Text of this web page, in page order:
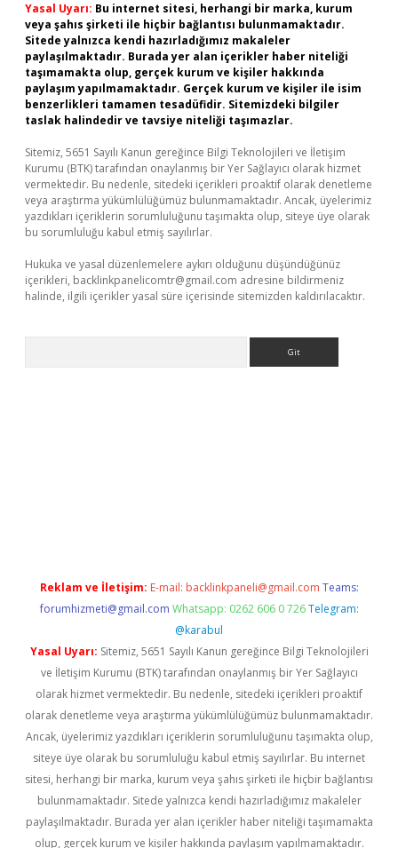
Yasal Uyarı: Bu internet sitesi, herhangi bir marka, kurum
veya şahıs şirketi ile hiçbir bağlantısı bulunmamaktadır.
Sitede yalnızca kendi hazırladığımız makaleler
paylaşılmaktadır. Burada yer alan içerikler haber niteliği
taşımamakta olup, gerçek kurum ve kişiler hakkında
paylaşım yapılmamaktadır. Gerçek kurum ve kişiler ile isim
benzerlikleri tamamen tesadüfidir. Sitemizdeki bilgiler
taslak halindedir ve tavsiye niteliği taşımazlar.
Sitemiz, 5651 Sayılı Kanun gereğince Bilgi Teknolojileri ve İletişim
Kurumu (BTK) tarafından onaylanmış bir Yer Sağlayıcı olarak hizmet
vermektedir. Bu nedenle, sitedeki içerikleri proaktif olarak denetleme
veya araştırma yükümlülüğümüz bulunmamaktadır. Ancak, üyelerimiz
yazdıkları içeriklerin sorumluluğunu taşımakta olup, siteye üye olarak
bu sorumluluğu kabul etmiş sayılırlar.
Hukuka ve yasal düzenlemelere aykırı olduğunu düşündüğünüz
içerikleri, backlinkpanelicomtr@gmail.com adresine bildirmeniz
halinde, ilgili içerikler yasal süre içerisinde sitemizden kaldırılacaktır.
Reklam ve İletişim: E-mail: backlinkpaneli@gmail.com Teams:
forumhizmeti@gmail.com Whatsapp: 0262 606 0 726 Telegram:
@karabul
Yasal Uyarı: Sitemiz, 5651 Sayılı Kanun gereğince Bilgi Teknolojileri
ve İletişim Kurumu (BTK) tarafından onaylanmış bir Yer Sağlayıcı
olarak hizmet vermektedir. Bu nedenle, sitedeki içerikleri proaktif
olarak denetleme veya araştırma yükümlülüğümüz bulunmamaktadır.
Ancak, üyelerimiz yazdıkları içeriklerin sorumluluğunu taşımakta olup,
siteye üye olarak bu sorumluluğu kabul etmiş sayılırlar. Bu internet
sitesi, herhangi bir marka, kurum veya şahıs şirketi ile hiçbir bağlantısı
bulunmamaktadır. Sitede yalnızca kendi hazırladığımız makaleler
paylaşılmaktadır. Burada yer alan içerikler haber niteliği taşımamakta
olup, gerçek kurum ve kişiler hakkında paylaşım yapılmamaktadır.